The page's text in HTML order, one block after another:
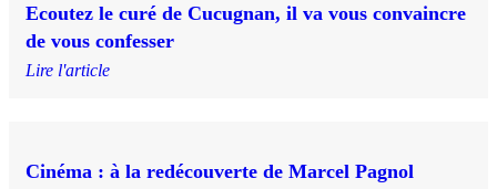
Ecoutez le curé de Cucugnan, il va vous convaincre
de vous confesser
Lire l'article
Cinéma : à la redécouverte de Marcel Pagnol